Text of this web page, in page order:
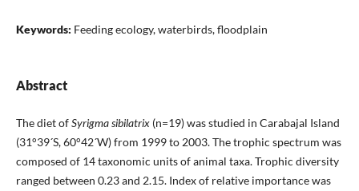
Keywords: Feeding ecology, waterbirds, floodplain
Abstract
The diet ofSyrigma sibilatrix(n=19) was studied in Carabajal Island
(31°39´S, 60°42´W) from 1999 to 2003. The trophic spectrum was
composed of 14 taxonomic units of animal taxa. Trophic diversity
ranged between 0.23 and 2.15. Index of relative importance was